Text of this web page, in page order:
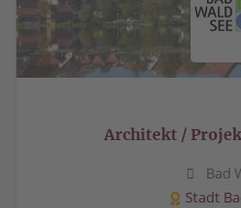
Architekt /
Bad
Stadt